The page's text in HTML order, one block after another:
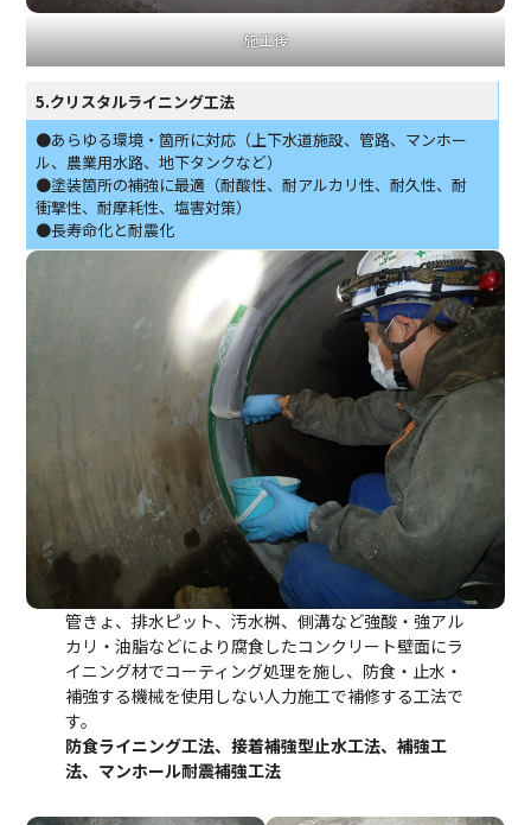
施工後
5.クリスタルライニング工法
●あらゆる環境・箇所に対応（上下水道施設、管路、マンホー
ル、農業用水路、地下タンクなど）
●塗装箇所の補強に最適（耐酸性、耐アルカリ性、耐久性、耐
衝撃性、耐摩耗性、塩害対策）
●長寿命化と耐震化
管きょ、排水ピット、汚水桝、側溝など強酸・強アル
カリ・油脂などにより腐食したコンクリート壁面にラ
イニング材でコーティング処理を施し、防食・止水・
補強する機械を使用しない人力施工で補修する工法で
す。
防食ライニング工法、接着補強型止水工法、補強工
法、マンホール耐震補強工法